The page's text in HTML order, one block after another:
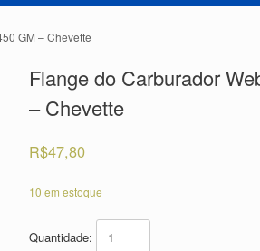
GM – Chevette
Flange do Carburador
– Chevette
R$47,80
10 em estoque
Quantidade: